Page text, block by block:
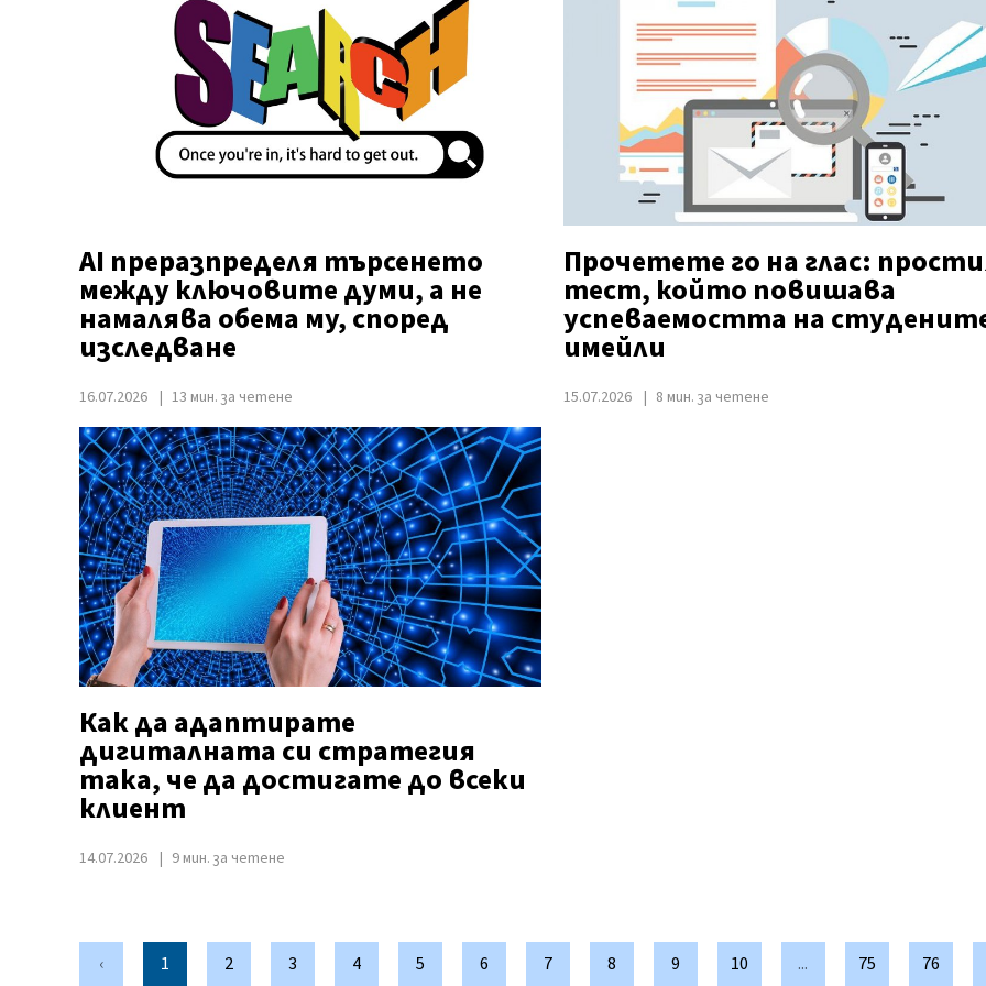
AI преразпределя търсенето
между ключовите думи, а не
намалява обема му, според
изследване
16.07.2026 13 мин. за четене
Прочетете го на глас:
тест, който повишава
успеваемостта на
имейли
15.07.2026 8 мин. за четене
Как да адаптирате
дигиталната си стратегия
така, че да достигате до всеки
клиент
14.07.2026 9 мин. за четене
‹ 1 2 3 4 5 6 7 8 9 10 ... 75 76